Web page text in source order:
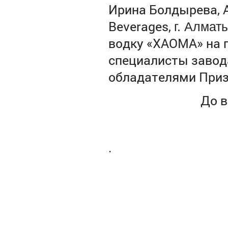
Ирина Болдырева,
Beverages, г.
водку «ХАОМА» на
специалисты
обладателями
До
.